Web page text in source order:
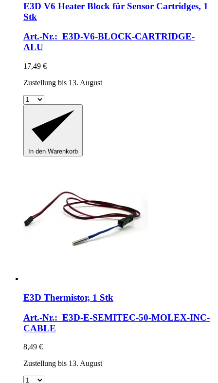
E3D V6 Heater Block für Sensor Cartridges, 1
Stk
Art.-Nr.: E3D-V6-BLOCK-CARTRIDGE-
ALU
17,49 €
Zustellung bis 13. August
In den Warenkorb
E3D Thermistor, 1 Stk
Art.-Nr.: E3D-E-SEMITEC-50-MOLEX-INC-
CABLE
8,49 €
Zustellung bis 13. August